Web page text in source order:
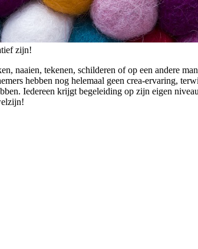
zijn!
naaien, tekenen, schilderen of op een andere
hebben nog helemaal geen crea-ervaring,
Iedereen krijgt begeleiding op zijn eigen